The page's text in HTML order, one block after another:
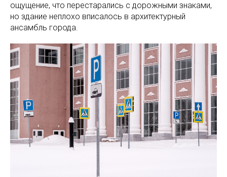
ощущение, что перестарались с дорожными знаками,
но здание неплохо вписалось в архитектурный
ансамбль города.